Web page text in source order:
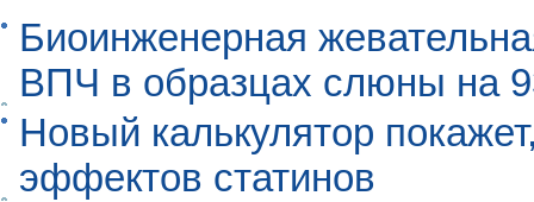
Биоинженерная
ВПЧ в образцах слюны на
Новый калькулятор
эффектов статинов